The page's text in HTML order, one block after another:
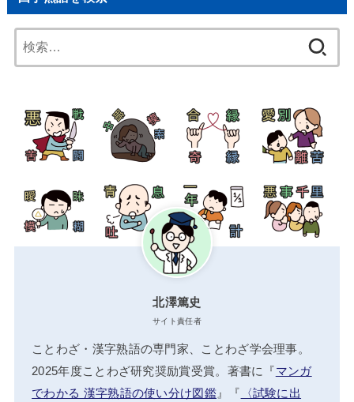
索:
北澤篤史
サイト責任者
ことわざ・漢字熟語の専門家、ことわざ学会理事。
2025年度ことわざ研究奨励賞受賞。著書に『マンガ
でわかる 漢字熟語の使い分け図鑑』『 〈試験に出